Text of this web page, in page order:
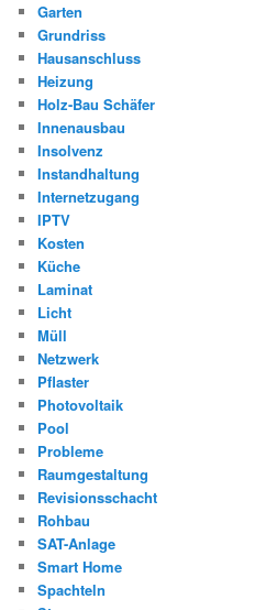
Garten
Grundriss
Hausanschluss
Heizung
Holz-Bau Schäfer
Innenausbau
Insolvenz
Instandhaltung
Internetzugang
IPTV
Kosten
Küche
Laminat
Licht
Müll
Netzwerk
Pflaster
Photovoltaik
Pool
Probleme
Raumgestaltung
Revisionsschacht
Rohbau
SAT-Anlage
Smart Home
Spachteln